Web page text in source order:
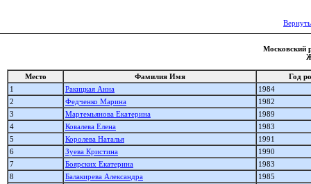
Московский
Место Фамилия Имя
Год
1
Ракицкая Анна
1984
2
Федченко Марина
1982
3
Мартемьянова Екатерина
1989
4
Ковалева Елена
1983
5
Королева Наталья
1991
6
Зуева Кристина
1990
7
Боярских Екатерина
1983
8
Балакирева Александра
1985